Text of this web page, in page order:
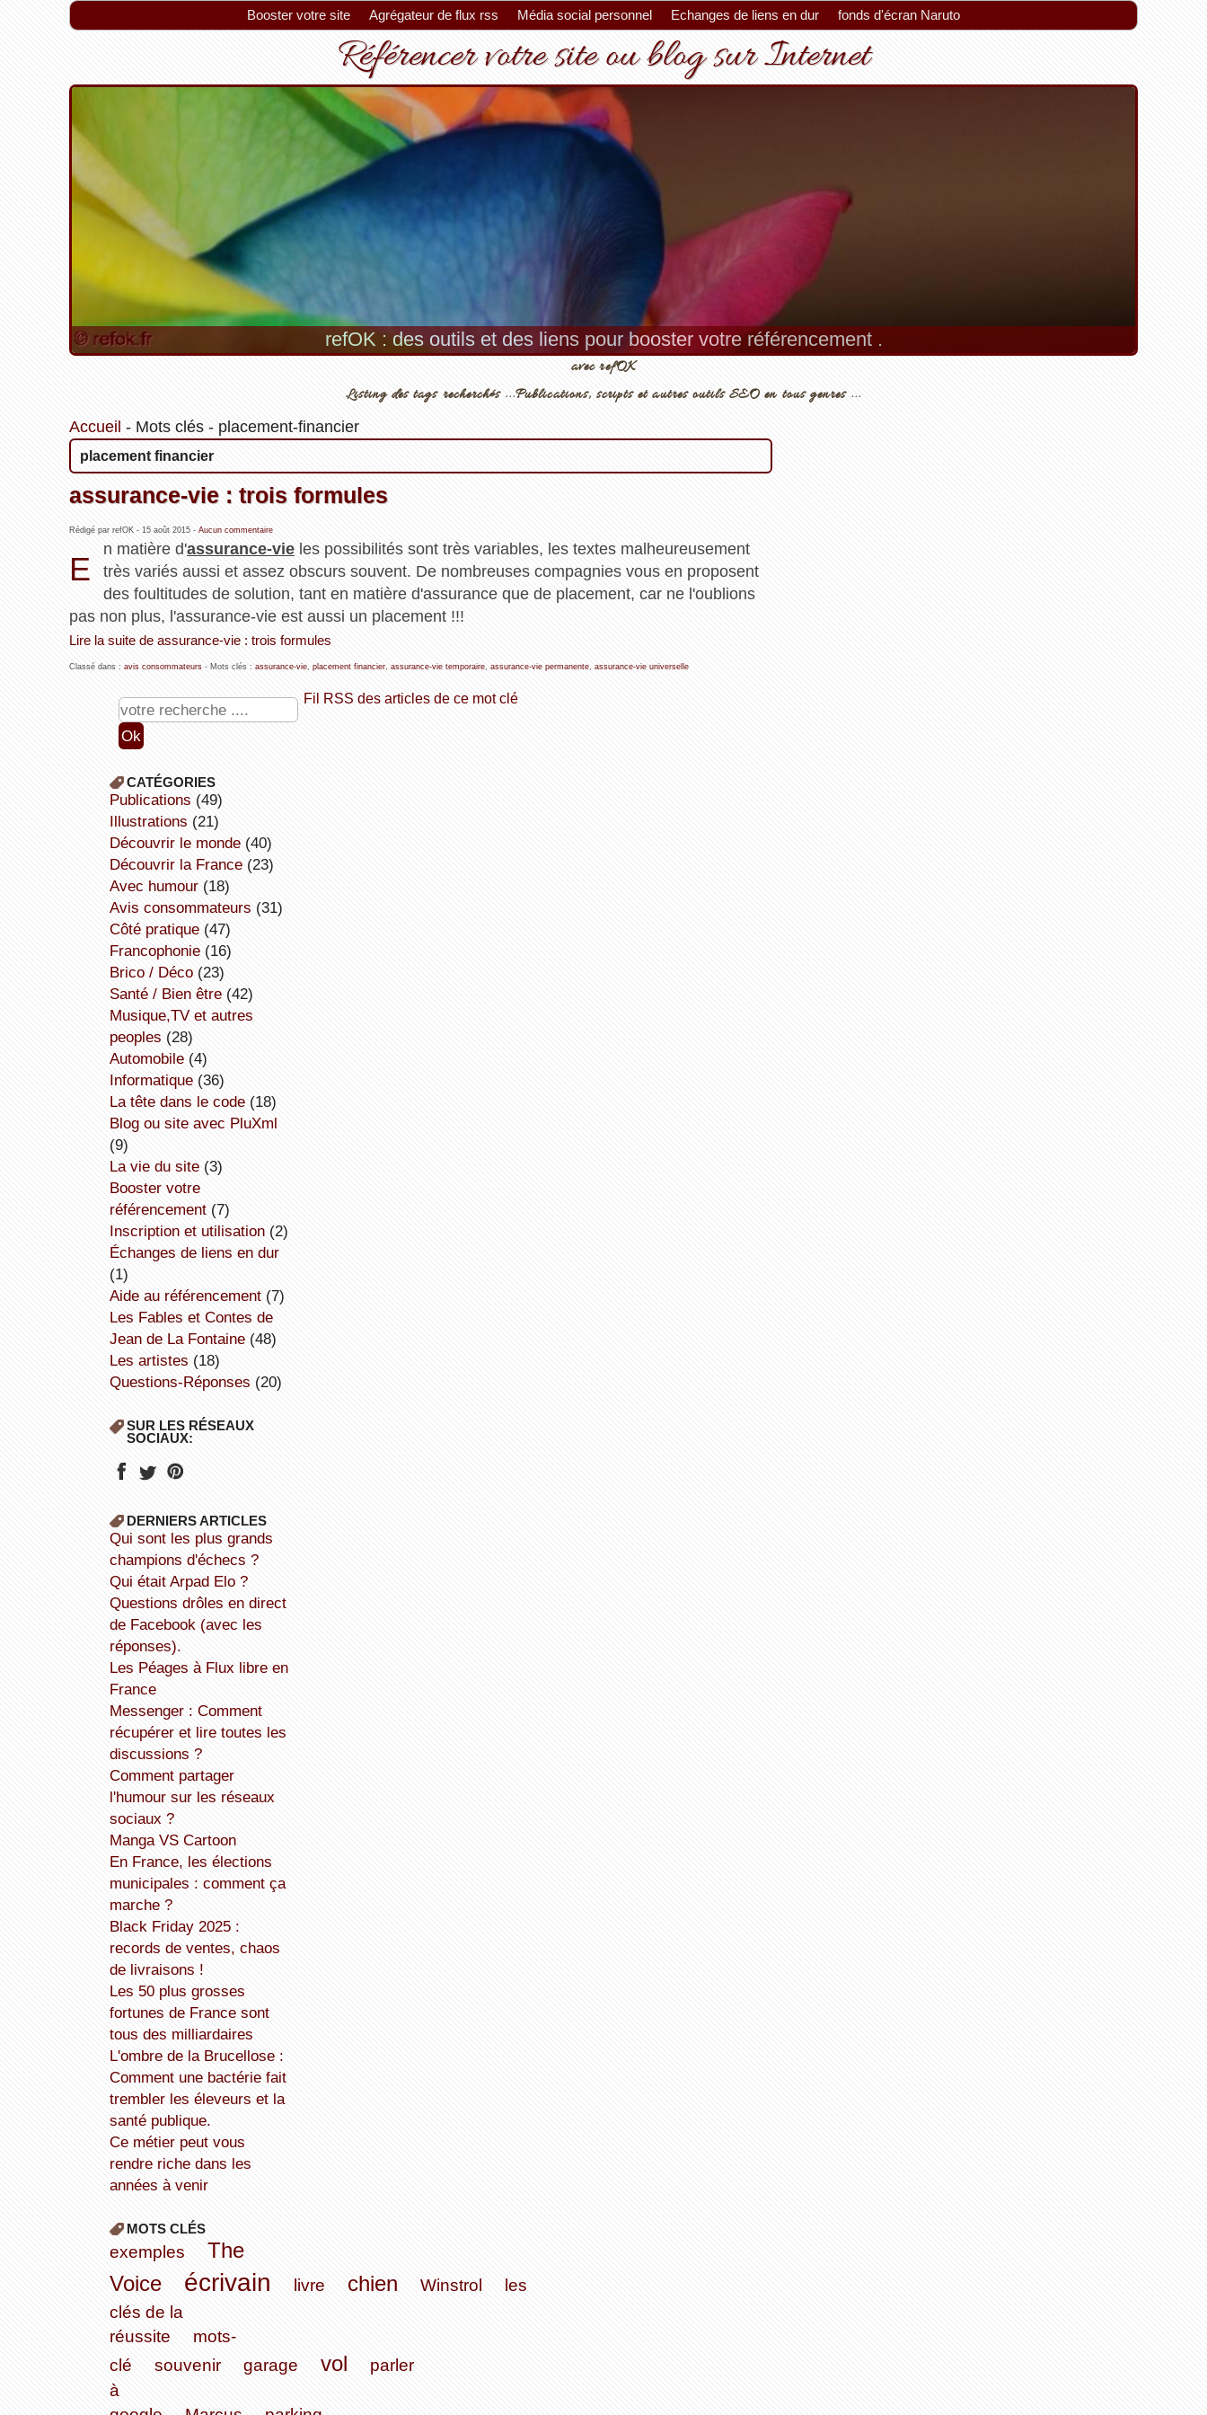
Booster votre site Agrégateur de flux rss Média social personnel Echanges de liens en dur fonds d'écran Naruto
Référencer votre site ou blog sur Internet
refOK : des outils et des liens pour booster votre référencement .
avec refOK
Listing des tags recherchés ...Publications, scripts et autres outils SEO en tous genres ...
Accueil - Mots clés- placement-financier
placement financier
assurance-vie : trois formules
Rédigé par refOK - 15 août 2015- Aucun commentaire
E
n matière d'assurance-vie les possibilités sont très variables, les textes malheureusement
très variés aussi et assez obscurs souvent. De nombreuses compagnies vous en proposent
des foultitudes de solution, tant en matière d'assurance que de placement, car ne l'oublions
pas non plus, l'assurance-vie est aussi un placement !!!
Lire la suite de assurance-vie : trois formules
Classé dans : avis consommateurs- Mots clés : assurance-vie, placement financier, assurance-vie temporaire, assurance-vie permanente, assurance-vie universelle
Fil RSS des articles de ce mot clé
CATÉGORIES
publications (49)
illustrations (21)
découvrir le monde(40)
découvrir la France(23)
avec humour(18)
avis consommateurs (31)
côté pratique(47)
Francophonie(16)
Brico / Déco(23)
Santé / Bien être(42)
Musique,TV et autres
peoples (28)
Automobile(4)
informatique(36)
la tête dans le code(18)
Blog ou site avec PluXml
(9)
la vie du site(3)
booster votre
référencement(7)
inscription et utilisation(2)
échanges de liens en dur
(1)
aide au référencement(7)
Les Fables et Contes de
Jean de La Fontaine(48)
Les artistes (18)
Questions-Réponses (20)
SUR LES RÉSEAUX
SOCIAUX:
DERNIERS ARTICLES
Qui sont les plus grands
champions d'échecs ?
Qui était Arpad Elo ?
Questions drôles en direct
de Facebook (avec les
réponses).
Les Péages à Flux libre en
France
Messenger : Comment
récupérer et lire toutes les
discussions ?
Comment partager
l'humour sur les réseaux
sociaux ?
Manga VS Cartoon
En France, les élections
municipales : comment ça
marche ?
Black Friday 2025 :
records de ventes, chaos
de livraisons !
Les 50 plus grosses
fortunes de France sont
tous des milliardaires
L'ombre de la Brucellose :
Comment une bactérie fait
trembler les éleveurs et la
santé publique.
Ce métier peut vous
rendre riche dans les
années à venir
MOTS CLÉS
exemples
The
Voice
écrivain livre chien Winstrol
les
clés de la
réussite
mots-
clé
souvenir garage vol
parler
à